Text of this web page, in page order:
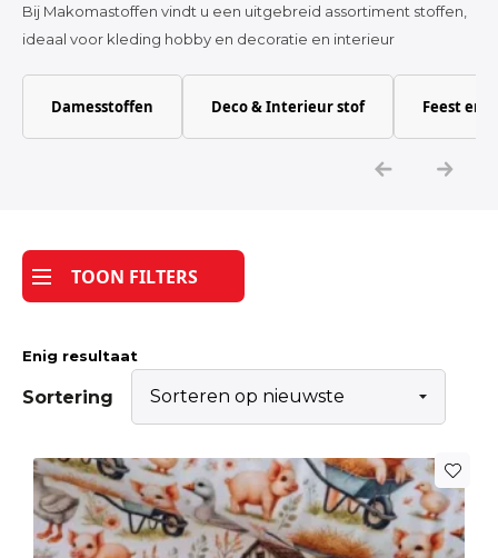
Katoen
Tijdpakker stof
Bij Makomastoffen vindt u een uitgebreid assortiment stoffen,
ideaal voor kleding hobby en decoratie en interieur
Damesstoffen Deco & Interieur stof Feest en
TOON FILTERS
Enig resultaat
Sortering